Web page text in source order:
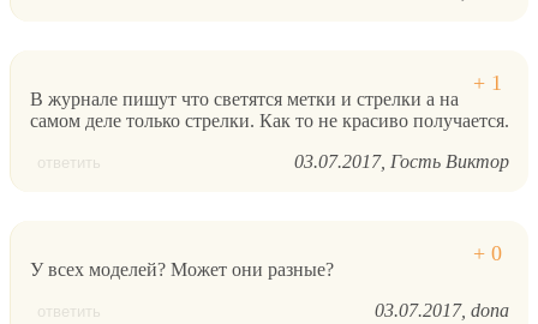
В журнале пишут что светятся метки и стрелки а на
самом деле только стрелки. Как то не красиво получается.
ответить 03.07.2017 Гость Виктор
У всех моделей? Может они разные?
ответить 03.07.2017 dona